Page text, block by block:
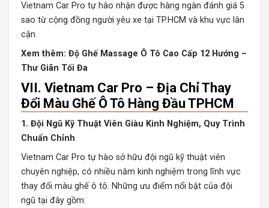
Vietnam Car Pro tự hào nhận được hàng ngàn đánh giá 5
sao từ cộng đồng người yêu xe tại TP.HCM và khu vực lân
cận.
Xem thêm: Độ Ghế Massage Ô Tô Cao Cấp 12 Hướng –
Thư Giãn Tối Đa
VII. Vietnam Car Pro – Địa Chỉ Thay
Đổi Màu Ghế Ô Tô Hàng Đầu TPHCM
1. Đội Ngũ Kỹ Thuật Viên Giàu Kinh Nghiệm, Quy Trình
Chuẩn Chỉnh
Vietnam Car Pro tự hào sở hữu đội ngũ kỹ thuật viên
chuyên nghiệp, có nhiều năm kinh nghiệm trong lĩnh vực
thay đổi màu ghế ô tô. Những ưu điểm nổi bật của đội
ngũ tại đây gồm: